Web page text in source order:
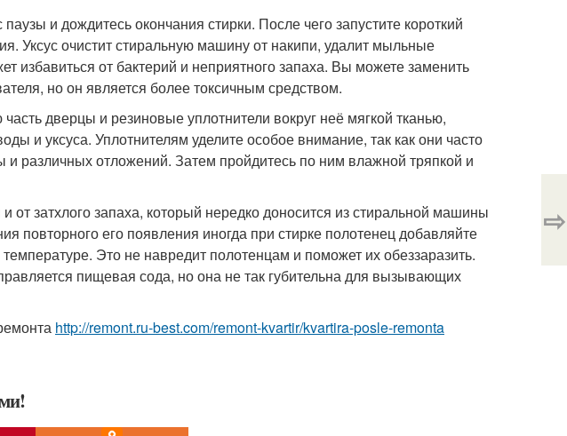
и дождитесь окончания стирки. После чего запустите короткий
Уксус очистит стиральную машину от накипи, удалит мыльные
избавиться от бактерий и неприятного запаха. Вы можете заменить
но он является более токсичным средством.
дверцы и резиновые уплотнители вокруг неё мягкой тканью,
и уксуса. Уплотнителям уделите особое внимание, так как они часто
различных отложений. Затем пройдитесь по ним влажной тряпкой и
затхлого запаха, который нередко доносится из стиральной машины
повторного его появления иногда при стирке полотенец добавляйте
Это не навредит полотенцам и поможет их обеззаразить.
пищевая сода, но она не так губительна для вызывающих
http://remont.ru-best.com/remont-kvartir/kvartira-posle-remonta
⇨